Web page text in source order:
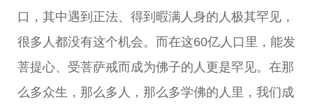
口，其中遇到正法、得到暇满人身的人极其罕见，
很多人都没有这个机会。而在这60亿人口里，能发
菩提心、受菩萨戒而成为佛子的人更是罕见。在那
么多众生，那么多人，那么多学佛的人里，我们成